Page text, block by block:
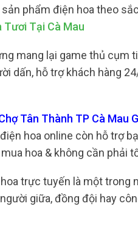
phẩm điện hoa theo
Tươi Tại Cà Mau
mang lại game thủ cụm
dấn, hỗ trợ khách hàng
Tân Thành TP Cà Mau
hoa online còn hỗ trợ
hoa & không cần phải
trực tuyến là một trong
giữa, đồng đội hay